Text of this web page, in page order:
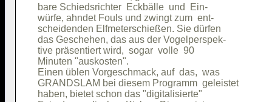
bare Schiedsrichter  Eckbälle  und  Ein-
würfe, ahndet Fouls und zwingt zum  ent-
scheidenden Elfmeterschießen. Sie dürfen
das Geschehen, das aus der Vogelperspek-
tive präsentiert wird,  sogar  volle  90
Minuten "auskosten".
Einen üblen Vorgeschmack, auf  das,  was
GRANDSLAM bei diesem Programm  geleistet
haben, bietet schon das "digitalisierte"